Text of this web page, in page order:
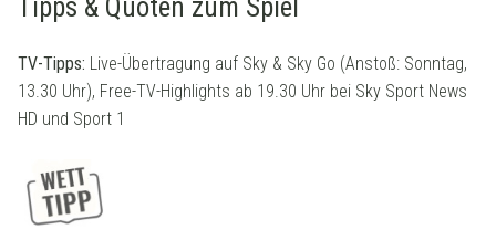
Tipps & Quoten zum Spiel
TV-Tipps: Live-Übertragung auf Sky & Sky Go (Anstoß: Sonntag,
13.30 Uhr), Free-TV-Highlights ab 19.30 Uhr bei Sky Sport News
HD und Sport 1